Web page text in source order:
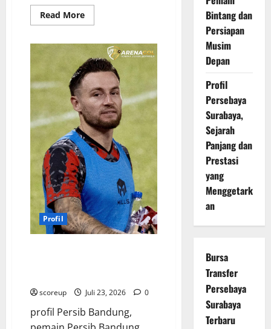
Read MoreRead
more
Persib
Bandung
Pekan
Ini,
Lawan
Arema
FC
di
Stadion
Profil
scoreup Juli 23, 2026 0
profil Persib Bandung,
Bintang dan
Persiapan
Musim
Depan
Profil
Persebaya
Surabaya,
Sejarah
Panjang dan
Prestasi
yang
Menggetark
an
Bursa
Transfer
Persebaya
Surabaya
Terbaru